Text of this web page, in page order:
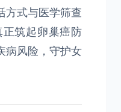
方式与医学筛查
筑起卵巢癌防
病风险，守护女